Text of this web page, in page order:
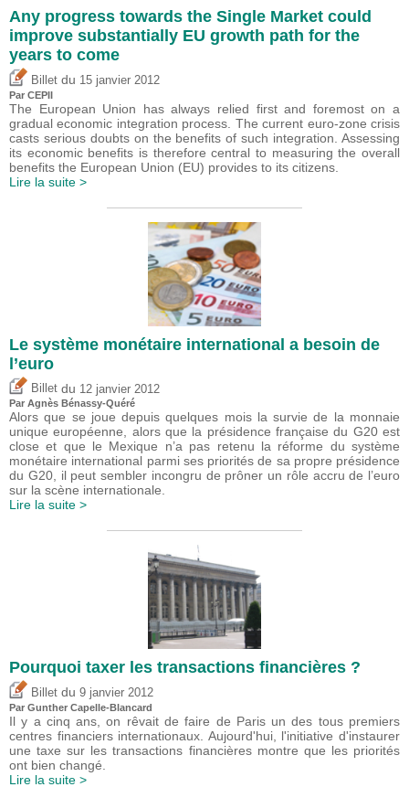
Any progress towards the Single Market could
improve substantially EU growth path for the
years to come
Billet du 15 janvier 2012
Par CEPII
The European Union has always relied first and foremost on a
gradual economic integration process. The current euro-zone crisis
casts serious doubts on the benefits of such integration. Assessing
its economic benefits is therefore central to measuring the overall
benefits the European Union (EU) provides to its citizens.
Lire la suite >
Le système monétaire international a besoin de
l’euro
Billet du 12 janvier 2012
Par Agnès Bénassy-Quéré
Alors que se joue depuis quelques mois la survie de la monnaie
unique européenne, alors que la présidence française du G20 est
close et que le Mexique n’a pas retenu la réforme du système
monétaire international parmi ses priorités de sa propre présidence
du G20, il peut sembler incongru de prôner un rôle accru de l’euro
sur la scène internationale.
Lire la suite >
Pourquoi taxer les transactions financières ?
Billet du 9 janvier 2012
Par Gunther Capelle-Blancard
Il y a cinq ans, on rêvait de faire de Paris un des tous premiers
centres financiers internationaux. Aujourd'hui, l'initiative d'instaurer
une taxe sur les transactions financières montre que les priorités
ont bien changé.
Lire la suite >